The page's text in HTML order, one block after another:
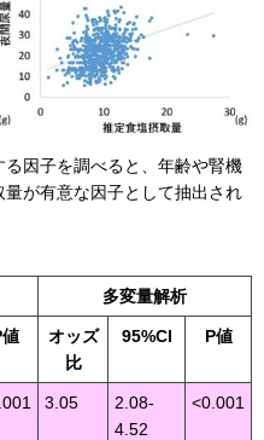
因子を調べると、年齢や腎機
が有意な因子として抽出され
多変量解析
値
オッズ
比
95%CI P値
3.05
2.08-
4.52
<0.001